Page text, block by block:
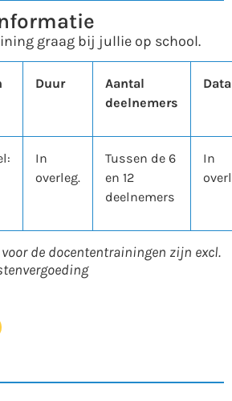
graag bij jullie op school.
Duur
Aantal
deelnemers
Data
In
overleg.
Tussen de 6
en 12
deelnemers
In
de docententrainingen zijn excl.